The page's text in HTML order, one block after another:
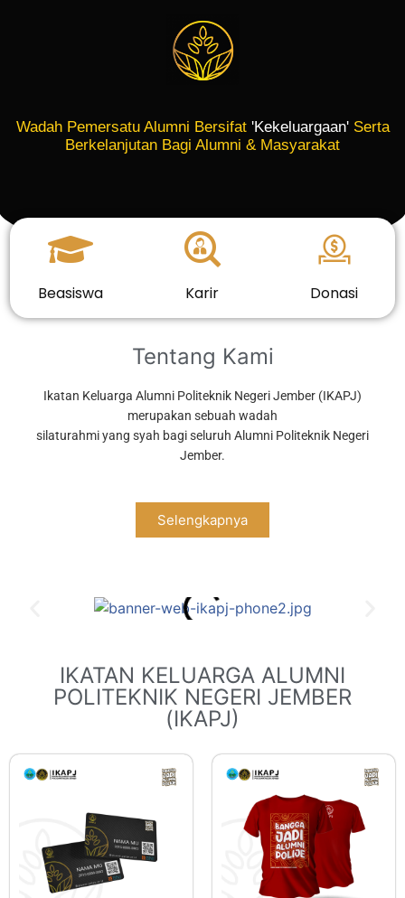
Wadah Pemersatu Alumni Bersifat 'Kekeluargaan' Serta
Berkelanjutan Bagi Alumni & Masyarakat
Beasiswa Karir Donasi
Tentang Kami
Ikatan Keluarga Alumni Politeknik Negeri Jember (IKAPJ)
merupakan sebuah wadah
silaturahmi yang syah bagi seluruh Alumni Politeknik Negeri
Jember.
Selengkapnya
IKATAN KELUARGA ALUMNI
POLITEKNIK NEGERI JEMBER
(IKAPJ)